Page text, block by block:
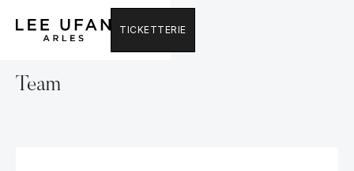
TICKETTERIE
Team